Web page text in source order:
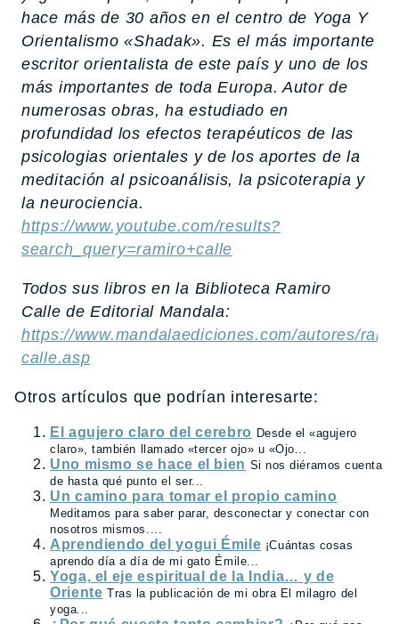
hace más de 30 años en el centro de Yoga Y
Orientalismo «Shadak». Es el más importante
escritor orientalista de este país y uno de los
más importantes de toda Europa. Autor de
numerosas obras, ha estudiado en
profundidad los efectos terapéuticos de las
psicologias orientales y de los aportes de la
meditación al psicoanálisis, la psicoterapia y
la neurociencia.
https://www.youtube.com/results?
search_query=ramiro+calle
Todos sus libros en la Biblioteca Ramiro
Calle de Editorial Mandala:
https://www.mandalaediciones.com/autores/
calle.asp
Otros artículos que podrían interesarte:
El agujero claro del cerebro Desde el «agujero
claro», también llamado «tercer ojo» u «Ojo...
Uno mismo se hace el bien Si nos diéramos cuenta
de hasta qué punto el ser...
Un camino para tomar el propio camino
Meditamos para saber parar, desconectar y conectar con
nosotros mismos....
Aprendiendo del yogui Émile ¡Cuántas cosas
aprendo día a día de mi gato Émile...
Yoga, el eje espiritual de la India… y de
Oriente Tras la publicación de mi obra El milagro del
yoga...